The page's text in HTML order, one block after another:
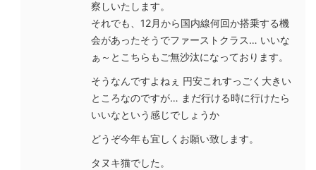
察しいたします。
それでも、12月から国内線何回か搭乗する機
会があったそうでファーストクラス… いいな
ぁ～とこちらもご無沙汰になっております。
そうなんですよねぇ 円安これすっごく大きい
ところなのですが… まだ行ける時に行けたら
いいなという感じでしょうか
どうぞ今年も宜しくお願い致します。
タヌキ猫でした。